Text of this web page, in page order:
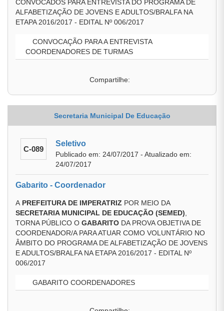
CONVOCADOS PARA ENTREVISTA DO PROGRAMA DE
ALFABETIZAÇÃO DE JOVENS E ADULTOS/BRALFA NA
ETAPA 2016/2017 - EDITAL Nº 006/2017
CONVOCAÇÃO PARA A ENTREVISTA
COORDENADORES DE TURMAS
Compartilhe:
Secretaria Municipal De Educação
C-089
Seletivo
Publicado em: 24/07/2017 - Atualizado em:
24/07/2017
Gabarito - Coordenador
A PREFEITURA DE IMPERATRIZ POR MEIO DA
SECRETARIA MUNICIPAL DE EDUCAÇÃO (SEMED)
TORNA PÚBLICO O GABARITO DA PROVA OBJETIVA DE
COORDENADOR/A PARA ATUAR COMO VOLUNTÁRIO NO
ÂMBITO DO PROGRAMA DE ALFABETIZAÇÃO DE JOVENS
E ADULTOS/BRALFA NA ETAPA 2016/2017 - EDITAL Nº
006/2017
GABARITO COORDENADORES